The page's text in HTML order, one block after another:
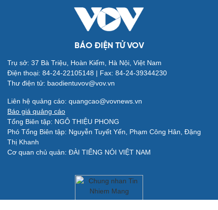
BÁO ĐIỆN TỬ VOV
Trụ sở: 37 Bà Triệu, Hoàn Kiếm, Hà Nội, Việt Nam
Điện thoại: 84-24-22105148 | Fax: 84-24-39344230
Thư điện tử: baodientuvov@vov.vn
Liên hệ quảng cáo: quangcao@vovnews.vn
Báo giá quảng cáo
Tổng Biên tập: NGÔ THIỆU PHONG
Phó Tổng Biên tập: Nguyễn Tuyết Yến, Phạm Công Hân, Đặng
Thị Khanh
Cơ quan chủ quản: ĐÀI TIẾNG NÓI VIỆT NAM